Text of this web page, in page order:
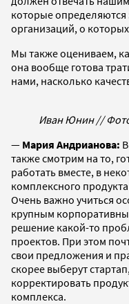
которые
организаций, о
Мы также оцениваем,
она вообще готова
нами, насколько
Иван Юнин //
— Мария Андрианова:
также смотрим на то,
работать вместе, в
комплексного
Очень важно учиться
крупным
решение какой-то
проектов. При этом
свои предложения и
скорее выберут
корректировать
комплекса.